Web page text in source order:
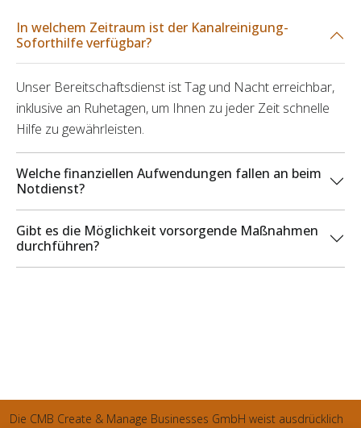
In welchem Zeitraum ist der Kanalreinigung-
Soforthilfe verfügbar?
Unser Bereitschaftsdienst ist Tag und Nacht erreichbar,
inklusive an Ruhetagen, um Ihnen zu jeder Zeit schnelle
Hilfe zu gewährleisten.
Welche finanziellen Aufwendungen fallen an beim
Notdienst?
Gibt es die Möglichkeit vorsorgende Maßnahmen
durchführen?
Die CMB Create & Manage Businesses GmbH weist ausdrücklich